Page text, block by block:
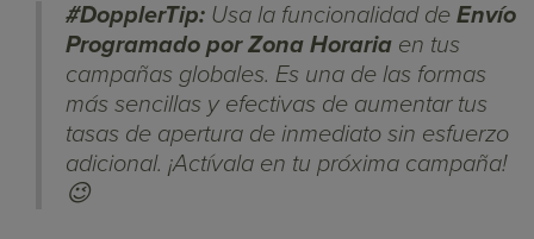
#DopplerTip: Usa la funcionalidad deEnvío
Programado por Zona Horaria en tus
campañas globales. Es una de las formas
más sencillas y efectivas de aumentar tus
tasas de apertura de inmediato sin esfuerzo
adicional. ¡Actívala en tu próxima campaña!
😉